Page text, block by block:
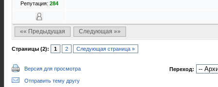
Репутация: 284
«« Предыдущая Следующая »»
Страницы (2): 1 2 Следующая страница »
Версия для просмотра
Отправить тему другу
Переход: